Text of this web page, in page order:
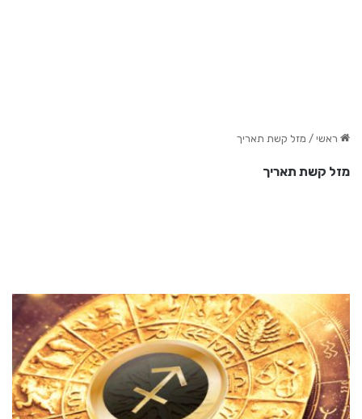
ראשי / מזל קשת תאריך
מזל קשת תאריך